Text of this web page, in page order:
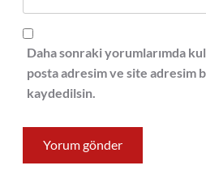
Daha sonraki yorumlarımda
posta adresim ve site adresim
kaydedilsin.